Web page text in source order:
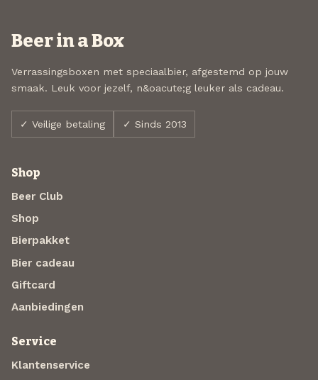
Beer in a Box
Verrassingsboxen met speciaalbier, afgestemd op jouw
smaak. Leuk voor jezelf, n&oacute;g leuker als cadeau.
✓ Veilige betaling ✓ Sinds 2013
Shop
Beer Club
Shop
Bierpakket
Bier cadeau
Giftcard
Aanbiedingen
Service
Klantenservice